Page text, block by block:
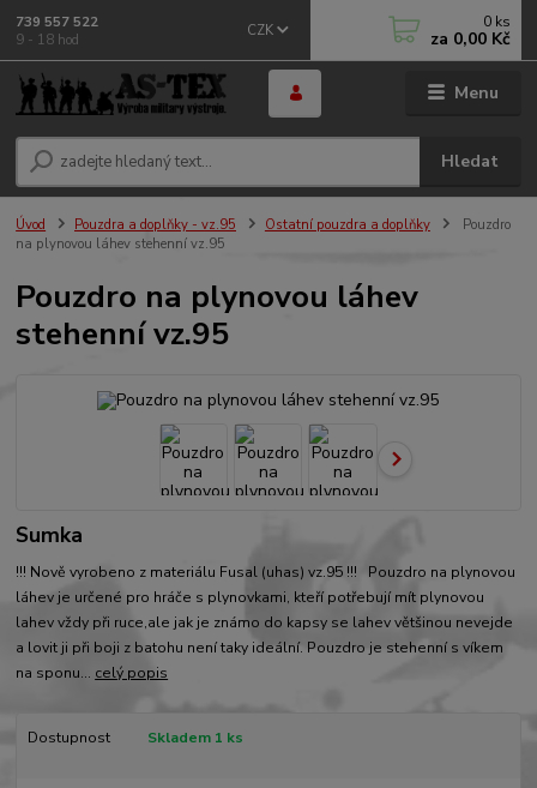
Menu
CZK
Hledat
739 557 522
9 - 18 hod
0 ks
za 0,00 Kč
Úvod Pouzdra a doplňky - vz.95 Ostatní pouzdra a doplňky
Pouzdro
na plynovou láhev stehenní vz.95
Pouzdro na plynovou láhev
stehenní vz.95
Sumka
!!! Nově vyrobeno z materiálu Fusal (uhas) vz.95 !!! Pouzdro na plynovou
láhev je určené pro hráče s plynovkami, kteří potřebují mít plynovou
lahev vždy při ruce,ale jak je známo do kapsy se lahev většinou nevejde
a lovit ji při boji z batohu není taky ideální. Pouzdro je stehenní s víkem
na sponu... celý popis
Dostupnost Skladem 1 ks